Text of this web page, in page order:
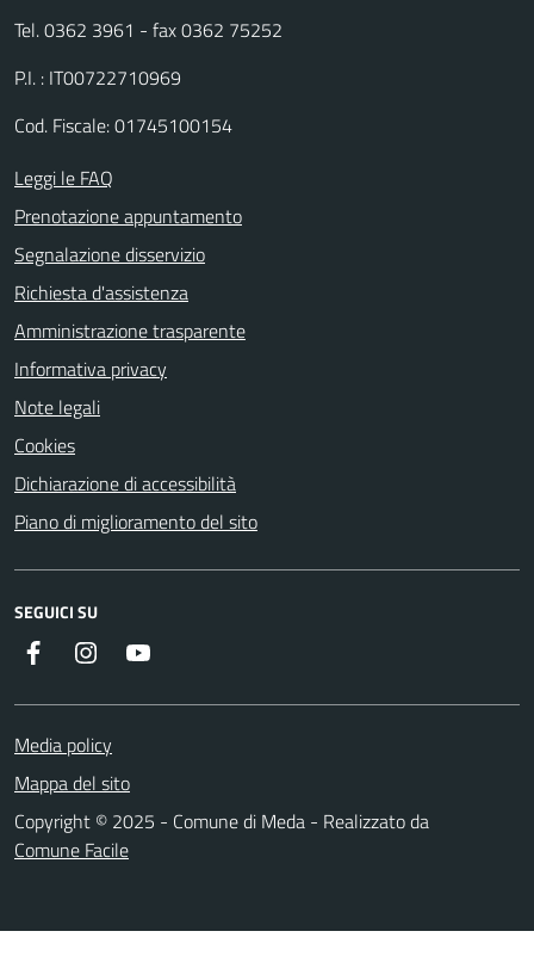
Tel. 0362 3961 - fax 0362 75252
P.I. : IT00722710969
Cod. Fiscale: 01745100154
Leggi le FAQ
Prenotazione appuntamento
Segnalazione disservizio
Richiesta d'assistenza
Amministrazione trasparente
Informativa privacy
Note legali
Cookies
Dichiarazione di accessibilità
Piano di miglioramento del sito
SEGUICI SU
InstagramYouTube
Media policy
Mappa del sito
Copyright © 2025 - Comune di Meda - Realizzato da
Comune Facile